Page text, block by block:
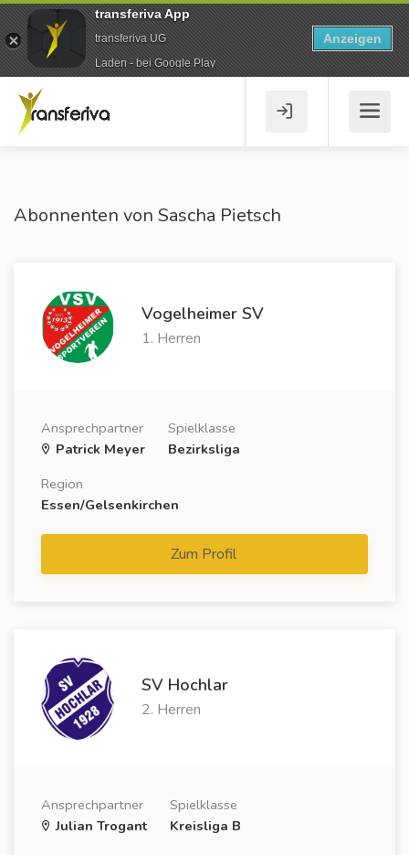
Abonnenten von Sascha Pietsch
Vogelheimer SV
1. Herren
Ansprechpartner
Patrick Meyer
Spielklasse
Bezirksliga
Region
Essen/Gelsenkirchen
Zum Profil
SV Hochlar
2. Herren
Ansprechpartner
Julian Trogant
Spielklasse
Kreisliga B
transferiva App
transferiva UG
Laden - bei Google Play
Anzeigen